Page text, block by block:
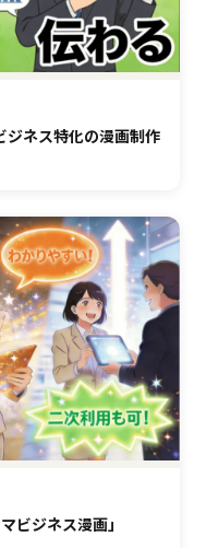
ジネス特化の漫画制作
ビジネス漫画」